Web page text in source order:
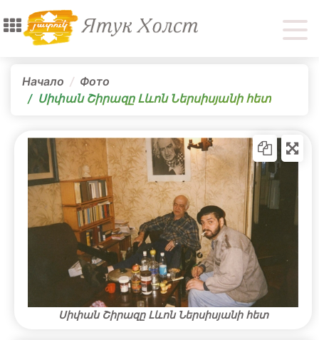
Начало
Фото
Սիփան Շիրազը Լևոն Ներսիսյանի հետ
Սիփան Շիրազը Լևոն Ներսիսյանի հետ